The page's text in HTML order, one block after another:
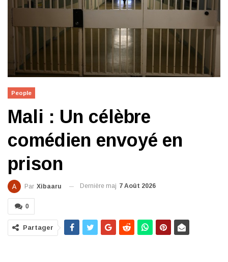
People
Mali : Un célèbre
comédien envoyé en
prison
Par Xibaaru Dernière maj 7 Août 2026
0
Partager